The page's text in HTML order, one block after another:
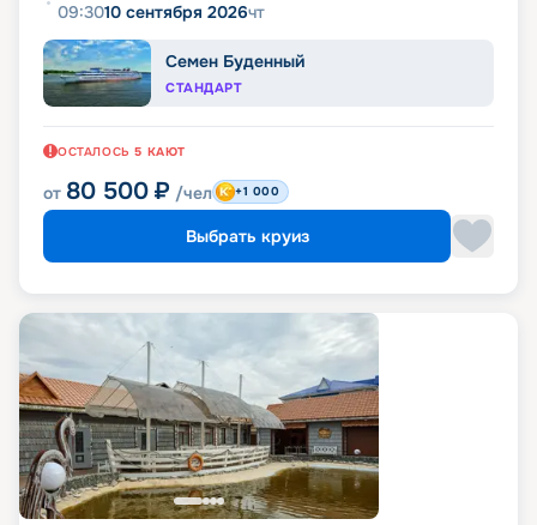
09:3010 сентября 2026чт
Семен Буденный
СТАНДАРТ
ОСТАЛОСЬ 5 КАЮТ
от 80 500 ₽ /чел +1 000
Выбрать круиз